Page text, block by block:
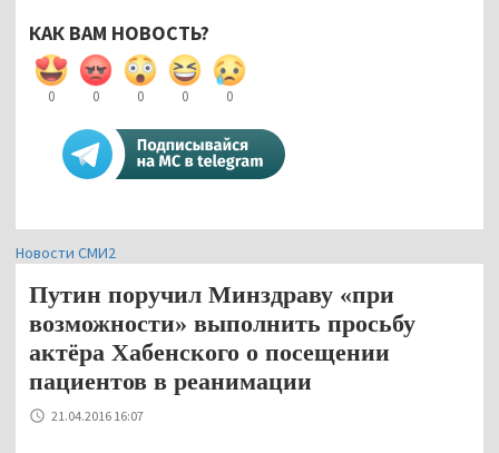
КАК ВАМ НОВОСТЬ?
0 0 0 0 0
Новости СМИ2
Путин поручил Минздраву «при
возможности» выполнить просьбу
актёра Хабенского о посещении
пациентов в реанимации
21.04.2016 16:07